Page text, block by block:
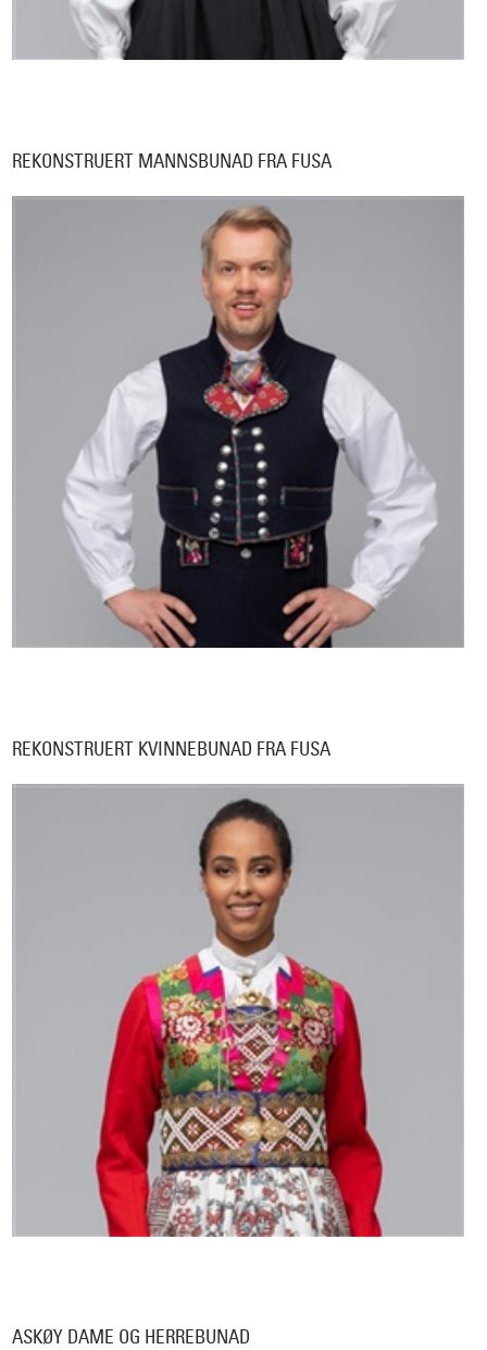
REKONSTRUERT MANNSBUNAD FRA FUSA
REKONSTRUERT KVINNEBUNAD FRA FUSA
ASKØY DAME OG HERREBUNAD